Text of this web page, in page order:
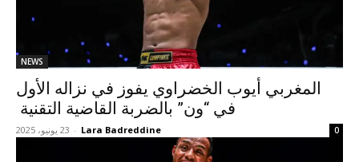
NEWS
المغربي أيوب الخضراوي يفوز في نزاله الأول
في “ون” بالضربة القاضية التقنية
Lara Badreddine
- 23 يونيو، 2025 0